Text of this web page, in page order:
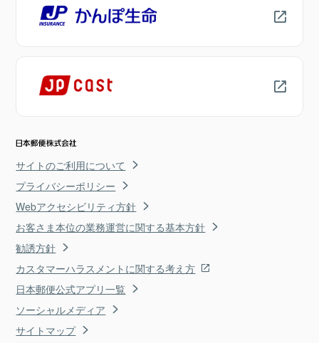
サイトのご利用について
プライバシーポリシー
Webアクセシビリティ方針
お客さま本位の業務運営に関する基本方針
勧誘方針
カスタマーハラスメントに関する考え方
日本郵便公式アプリ一覧
ソーシャルメディア
サイトマップ